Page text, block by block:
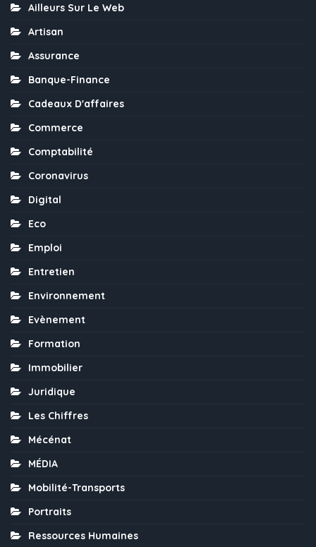
Ailleurs Sur Le Web
Artisan
Assurance
Banque-Finance
Cadeaux D'affaires
Commerce
Comptabilité
Coronavirus
Digital
Eco
Emploi
Entretien
Environnement
Evènement
Formation
Immobilier
Juridique
Les Chiffres
Mécénat
MÉDIA
Mobilité-Transports
Portraits
Ressources Humaines